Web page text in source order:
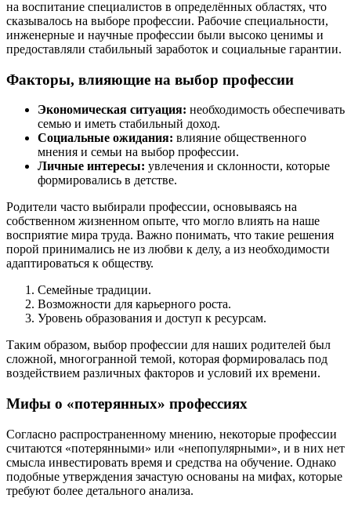
на воспитание специалистов в определённых областях, что
сказывалось на выборе профессии. Рабочие специальности,
инженерные и научные профессии были высоко ценимы и
предоставляли стабильный заработок и социальные гарантии.
Факторы, влияющие на выбор профессии
Экономическая ситуация: необходимость обеспечивать
семью и иметь стабильный доход.
Социальные ожидания: влияние общественного
мнения и семьи на выбор профессии.
Личные интересы: увлечения и склонности, которые
формировались в детстве.
Родители часто выбирали профессии, основываясь на
собственном жизненном опыте, что могло влиять на наше
восприятие мира труда. Важно понимать, что такие решения
порой принимались не из любви к делу, а из необходимости
адаптироваться к обществу.
Семейные традиции.
Возможности для карьерного роста.
Уровень образования и доступ к ресурсам.
Таким образом, выбор профессии для наших родителей был
сложной, многогранной темой, которая формировалась под
воздействием различных факторов и условий их времени.
Мифы о «потерянных» профессиях
Согласно распространенному мнению, некоторые профессии
считаются «потерянными» или «непопулярными», и в них нет
смысла инвестировать время и средства на обучение. Однако
подобные утверждения зачастую основаны на мифах, которые
требуют более детального анализа.